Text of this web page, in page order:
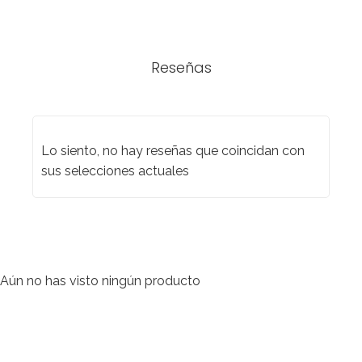
Reseñas
Lo siento, no hay reseñas que coincidan con
sus selecciones actuales
Aún no has visto ningún producto